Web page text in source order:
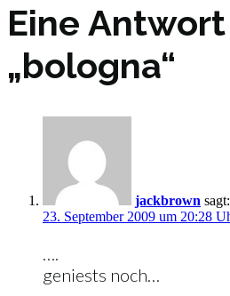
Eine
„bologna“
jackbrown sagt:
23. September 2009 um 20:28
geniests noch…